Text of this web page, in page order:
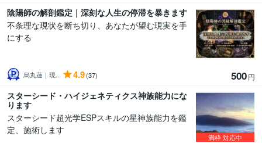
陰陽師の解剖鑑定｜深刻な人生の停滞を暴きます
不条理な現状を断ち切り、あなたが望む現実を手
にする
烏丸蓮｜現... 4.9(37) 500円
スターシード・ハイジェネティクス神族能力にな
ります
スターシード超光学ESPスキルの星神族能力を鑑
定、施術します
満枠対応中